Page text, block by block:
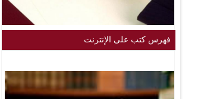
فهرس كتب على الإنترنت